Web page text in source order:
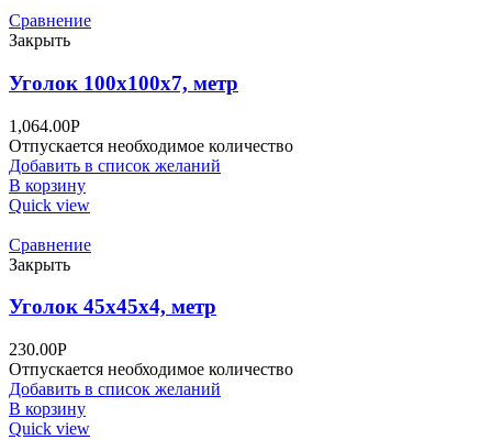
Сравнение
Закрыть
Уголок 100х100х7, метр
1,064.00Р
Отпускается необходимое количество
Добавить в список желаний
В корзину
Quick view
Сравнение
Закрыть
Уголок 45х45х4, метр
230.00Р
Отпускается необходимое количество
Добавить в список желаний
В корзину
Quick view